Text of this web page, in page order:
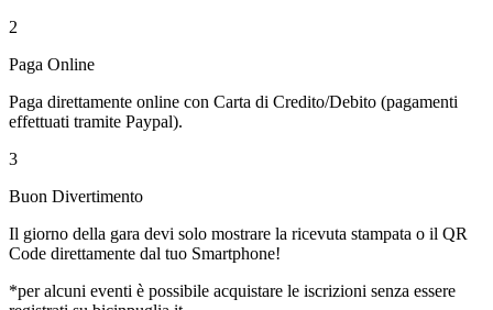
2
Paga Online
Paga direttamente online con Carta di Credito/Debito (pagamenti
effettuati tramite Paypal).
3
Buon Divertimento
Il giorno della gara devi solo mostrare la ricevuta stampata o il QR
Code direttamente dal tuo Smartphone!
*per alcuni eventi è possibile acquistare le iscrizioni senza essere